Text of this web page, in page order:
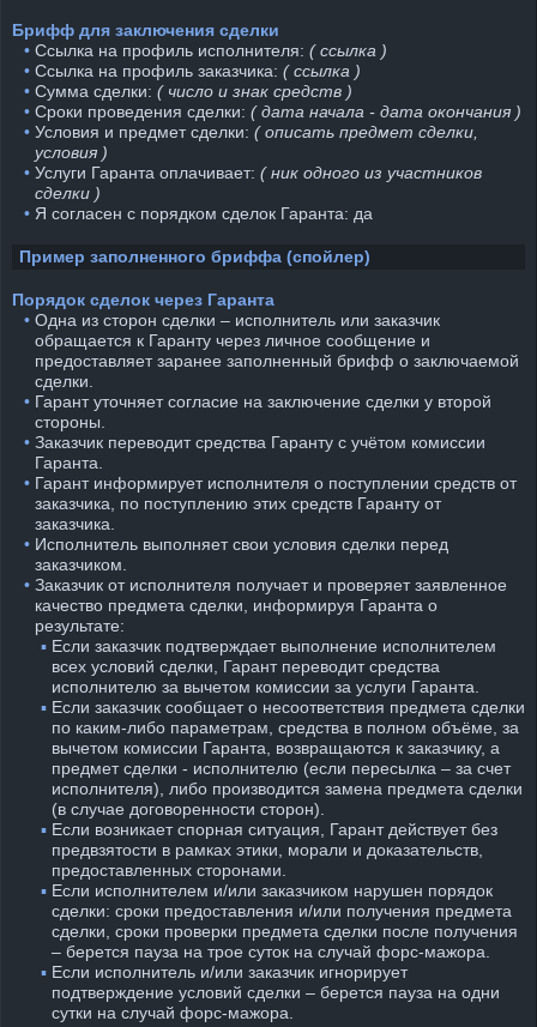
Брифф для заключения сделки
⠀• Ссылка на профиль исполнителя: ( ссылка )
⠀• Ссылка на профиль заказчика: ( ссылка )
⠀• Сумма сделки: ( число и знак средств )
⠀• Сроки проведения сделки: ( дата начала - дата окончания )
⠀• Условия и предмет сделки: ( описать предмет сделки,
условия )
⠀• Услуги Гаранта оплачивает: ( ник одного из участников
сделки )
⠀• Я согласен с порядком сделок Гаранта: да
Пример заполненного бриффа (спойлер)
Порядок сделок через Гаранта
⠀• Одна из сторон сделки – исполнитель или заказчик
обращается к Гаранту через личное сообщение и
предоставляет заранее заполненный брифф о заключаемой
сделки.
⠀• Гарант уточняет согласие на заключение сделки у второй
стороны.
⠀• Заказчик переводит средства Гаранту с учётом комиссии
Гаранта.
⠀• Гарант информирует исполнителя о поступлении средств от
заказчика, по поступлению этих средств Гаранту от
заказчика.
⠀• Исполнитель выполняет свои условия сделки перед
заказчиком.
⠀• Заказчик от исполнителя получает и проверяет заявленное
качество предмета сделки, информируя Гаранта о
результате:
⠀ ▪︎ Если заказчик подтверждает выполнение исполнителем
всех условий сделки, Гарант переводит средства
исполнителю за вычетом комиссии за услуги Гаранта.
⠀ ▪︎ Если заказчик сообщает о несоответствия предмета сделки
по каким-либо параметрам, средства в полном объёме, за
вычетом комиссии Гаранта, возвращаются к заказчику, а
предмет сделки - исполнителю (если пересылка – за счет
исполнителя), либо производится замена предмета сделки
(в случае договоренности сторон).
⠀ ▪︎ Если возникает спорная ситуация, Гарант действует без
предвзятости в рамках этики, морали и доказательств,
предоставленных сторонами.
⠀ ▪︎ Если исполнителем и/или заказчиком нарушен порядок
сделки: сроки предоставления и/или получения предмета
сделки, сроки проверки предмета сделки после получения
– берется пауза на трое суток на случай форс-мажора.
⠀ ▪︎ Если исполнитель и/или заказчик игнорирует
подтверждение условий сделки – берется пауза на одни
сутки на случай форс-мажора.